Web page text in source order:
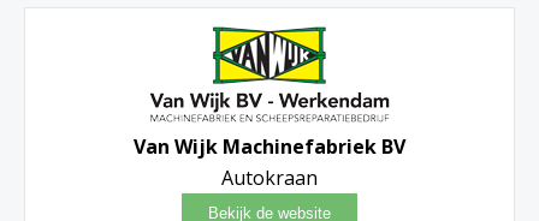
Van Wijk Machinefabriek BV
Autokraan